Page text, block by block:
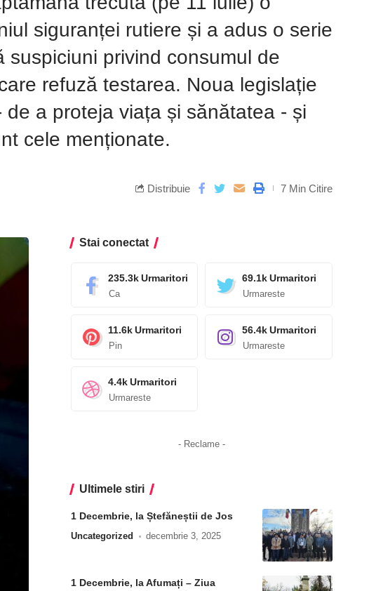
siguranței rutiere și a adus o serie
suspiciuni privind consumul de
refuză testarea. Noua legislație
a proteja viața și sănătatea - și
cele menționate.
Distribuie 7 Min Citire
Stai conectat
235.3k Urmaritori
Ca
69.1k Urmaritori
Urmareste
11.6k Urmaritori
Pin
56.4k Urmaritori
Urmareste
4.4k Urmaritori
Urmareste
- Reclame -
Ultimele stiri
1 Decembrie, la Ștefăneștii de Jos
Uncategorized decembrie 3, 2025
1 Decembrie, la Afumați – Ziua